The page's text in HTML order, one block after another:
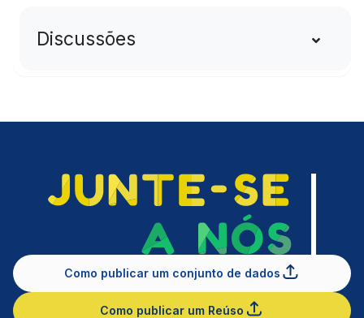
Discussões
Como publicar um conjunto de dados
Como publicar um Reúso